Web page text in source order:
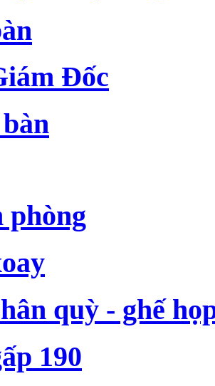
Đốc
phòng
quỳ - ghế
190